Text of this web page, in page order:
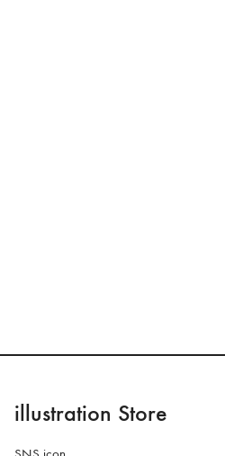
illustration Store